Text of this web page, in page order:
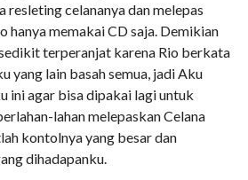
resleting celananya dan melepas
hanya memakai CD saja. Demikian
terperanjat karena Rio berkata
yang lain basah semua, jadi Aku
ini agar bisa dipakai lagi untuk
lahan melepaskan Celana
kontolnya yang besar dan
dihadapanku.